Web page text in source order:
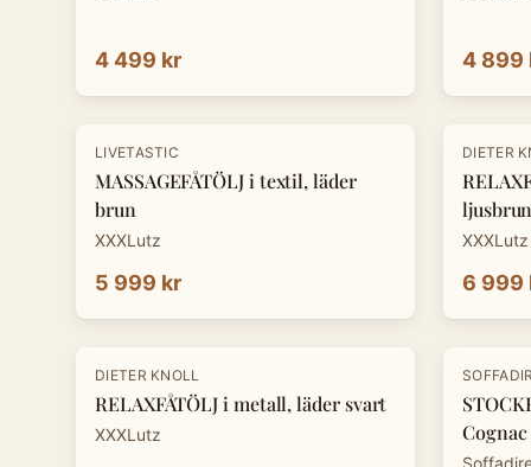
4 499 kr 4 899
LIVETASTIC
MASSAGEFÅTÖLJ i textil, läder
brun
XXXLutz
5 999 kr
-30%
DIETER
XXXLutz
6 999
-30%
DIETER KNOLL
RELAXFÅTÖLJ i metall, läder svart
XXXLutz
Cognac